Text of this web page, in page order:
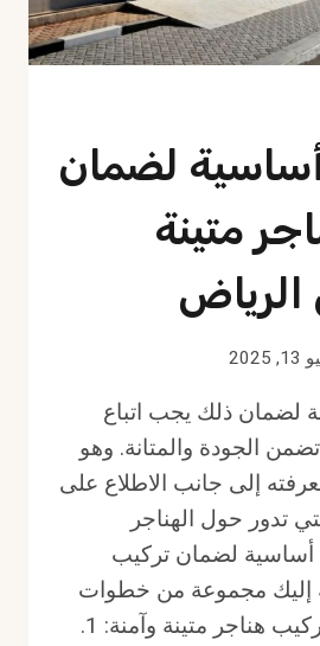
لضمان
متينة
الرياض
لضمان ذلك يجب اتباع
الجودة والمتانة. وهو
إلى جانب الاطلاع على
تدور حول الهناجر
أساسية لضمان تركيب
إليك مجموعة من خطوات
أساسية لضمان تركيب هناجر متينة وآمنة: 1.